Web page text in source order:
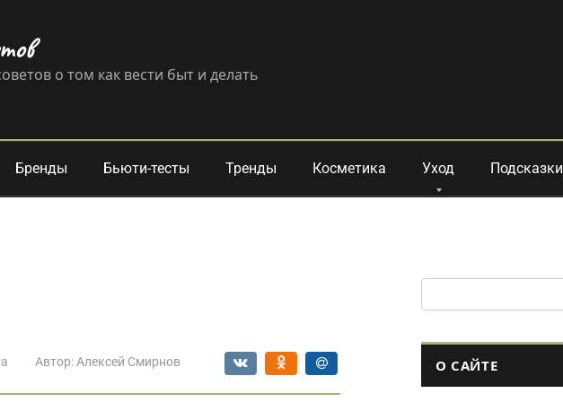
о том как вести быт и делать
Бренды Бьюти-тесты Тренды Косметика Уход Подсказки
Автор: Алексей Смирнов О САЙТЕ